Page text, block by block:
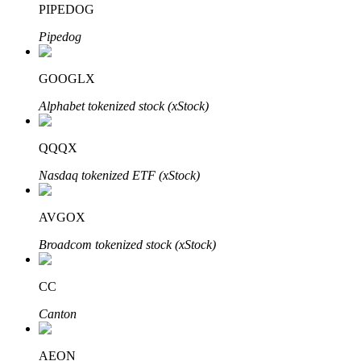
Blocages BTR
Des investissements exclusifs pour les détenteurs de BTR
Prêts
PIPEDOG
Pipedog
GOOGLX
Alphabet tokenized stock (xStock)
QQQX
Nasdaq tokenized ETF (xStock)
AVGOX
Broadcom tokenized stock (xStock)
CC
Canton
AEON